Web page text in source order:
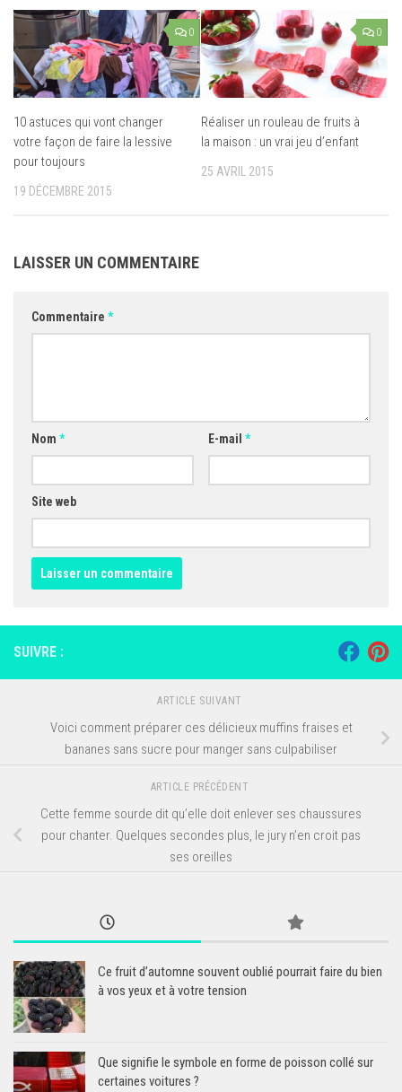
0
10 astuces qui vont changer
votre façon de faire la lessive
pour toujours
19 DÉCEMBRE 2015
0
Réaliser un rouleau de fruits à
la maison : un vrai jeu d’enfant
25 AVRIL 2015
LAISSER UN COMMENTAIRE
Commentaire *
Nom * E-mail *
Site web
SUIVRE :
ARTICLE SUIVANT
Voici comment préparer ces délicieux muffins fraises et
bananes sans sucre pour manger sans culpabiliser
ARTICLE PRÉCÉDENT
Cette femme sourde dit qu’elle doit enlever ses chaussures
pour chanter. Quelques secondes plus, le jury n’en croit pas
ses oreilles
Ce fruit d’automne souvent oublié pourrait faire du bien
à vos yeux et à votre tension
Que signifie le symbole en forme de poisson collé sur
certaines voitures ?